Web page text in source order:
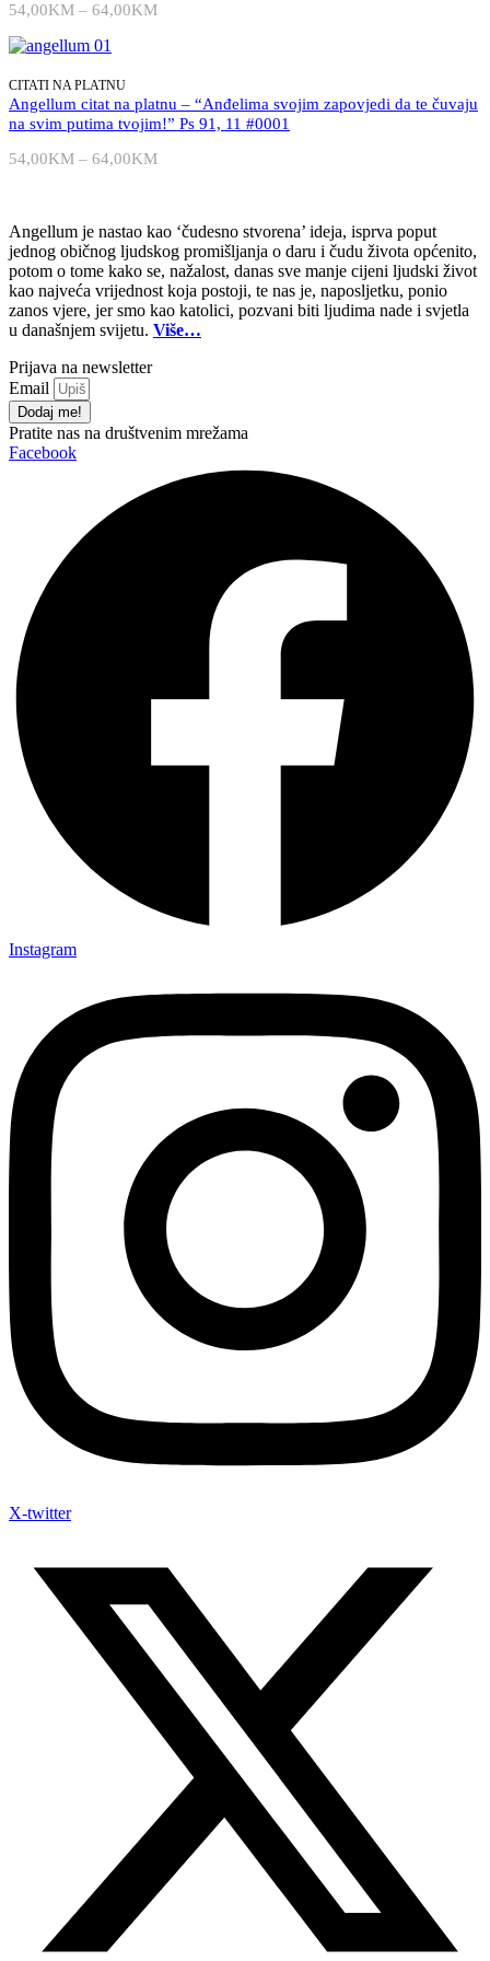
svetije
korisnije.”
Augustin
#0129
količina
54,00KM – 64,00KM
64,00KM
CITATI NA PLATNU
Angellum citat na platnu – “Anđelima svojim zapovjedi da te čuvaju
na svim putima tvojim!” Ps 91, 11 #0001
54,00KM – 64,00KM
do
64,00KM
Angellum je nastao kao ‘čudesno stvorena’ ideja, isprva poput
jednog običnog ljudskog promišljanja o daru i čudu života općenito,
potom o tome kako se, nažalost, danas sve manje cijeni ljudski život
kao najveća vrijednost koja postoji, te nas je, naposljetku, ponio
zanos vjere, jer smo kao katolici, pozvani biti ljudima nade i svjetla
u današnjem svijetu. Više…
Prijava na newsletter
Email
Dodaj me!
Pratite nas na društvenim mrežama
Facebook
Instagram
X-twitter